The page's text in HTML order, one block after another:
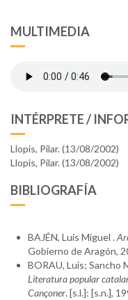
MULTIMEDIA
INTÉRPRETE /
Llopis, Pilar. (13/08/2002)
Llopis, Pilar. (13/08/2002)
BIBLIOGRAFÍA
BAJÉN, Luis Miguel .
Gobierno de Aragón,
BORAU, Luis; Sancho
Literatura popular
Cançoner. [s.l.]: [s.n.],